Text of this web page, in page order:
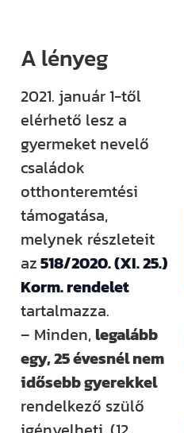
A lényeg
2021. január 1-től
elérhető lesz a
gyermeket nevelő
családok
otthonteremtési
támogatása,
melynek részleteit
az518/2020. (XI. 25.)
Korm. rendelet
tartalmazza.
– Minden, legalább
egy, 25 évesnél nem
idősebb gyerekkel
rendelkező szülő